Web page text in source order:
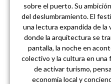
sobre el puerto. Su
del deslumbramiento. El
una lectura expandida de la
donde la arquitectura se
pantalla, la noche en
colectivo y la cultura en una
de activar turismo,
economía local y